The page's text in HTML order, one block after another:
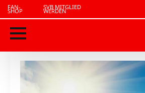
FAN-
SHOP
SVB MITGLIED
WERDEN